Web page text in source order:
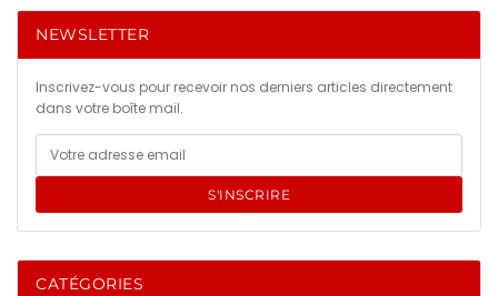
NEWSLETTER
Inscrivez-vous pour recevoir nos derniers articles directement
dans votre boîte mail.
S'INSCRIRE
CATÉGORIES